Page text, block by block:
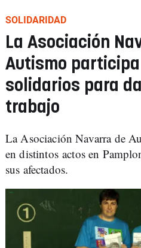
SOLIDARIDAD
La Asociación
Autismo
solidarios para
trabajo
La Asociación Navarra de
en distintos actos en
sus afectados.